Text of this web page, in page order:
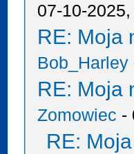
07-10-
RE: Moja
Bob_Harley
RE: Moja
Zomowiec -
RE: